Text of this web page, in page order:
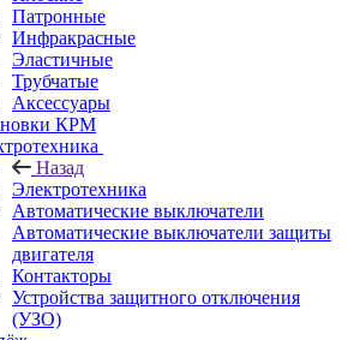
Патронные
Инфракрасные
Эластичные
Трубчатые
Аксессуары
КРМ
Назад
Электротехника
Автоматические выключатели
Автоматические выключатели защиты
двигателя
Контакторы
Устройства защитного отключения
(УЗО)